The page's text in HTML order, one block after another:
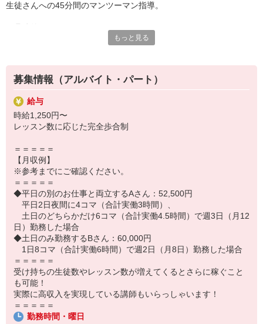
「音楽表現の新しい経験を積みたい」
音楽活動の幅を広げるチャンスが豊富な環境です。
あなただけの個性やスキルを活かしたレッスンで、
生徒さんと一緒に音楽を楽しんでください！
生徒さんへの45分間のマンツーマン指導。
◆生徒さんの要望・目標のカウンセリング
飛沫・空気感染対策のため、
生徒と講師が別々の部屋に分かれてレッスンします。
‥よくあるQ＆A‥
Q.どんな生徒さんがいるの？
Q.カリキュラムはある？
A.ありません。
「カラオケで高得点を出したい」
「結婚式の余興で歌う曲を練習したい」など
一人ひとりの希望を聞いた上で指導するので、
自由度の高いレッスンができます。
Q.指導経験がないから不安…
A.講師の大半は未経験スタートです。
万全の態勢でサポートするのでご心配なく！
Q.音楽活動と両立できますか？
A.自己申告制のシフトなので、
プライベートの予定を優先できます。
実際に、バンドマン・主婦・会社員・学生など、
もっと見る
募集情報（アルバイト・パート）
給与
時給1,250円〜
レッスン数に応じた完全歩合制
＝＝＝＝＝
【月収例】
※参考までにご確認ください。
＝＝＝＝＝
◆平日の別のお仕事と両立するAさん：52,500円
平日2日夜間に4コマ（合計実働3時間）、
土日のどちらかだけ6コマ（合計実働4.5時間）で週3日（月12
日）勤務した場合
◆土日のみ勤務するBさん：60,000円
1日8コマ（合計実働6時間）で週2日（月8日）勤務した場合
＝＝＝＝＝
受け持ちの生徒数やレッスン数が増えてくるとさらに稼ぐこと
も可能！
実際に高収入を実現している講師もいらっしゃいます！
＝＝＝＝＝
勤務時間・曜日